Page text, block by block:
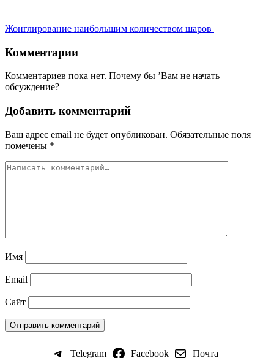
Жонглирование наибольшим количеством шаров
Комментарии
Комментариев пока нет. Почему бы ’Вам не начать
обсуждение?
Добавить комментарий
Ваш адрес email не будет опубликован. Обязательные поля
помечены *
Имя
Email
Сайт
Telegram Facebook Почта